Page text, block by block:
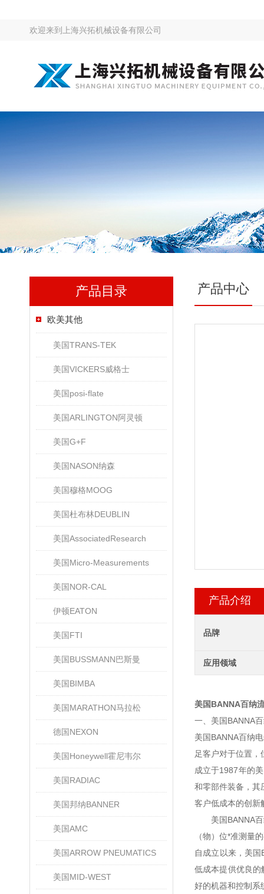
欢迎来到 上海兴拓机械设备有限公司
产品目录
欧美其他
美国TRANS-TEK
美国VICKERS威格士
美国posi-flate
美国ARLINGTON阿灵顿
美国G+F
美国NASON纳森
美国穆格MOOG
美国杜布林DEUBLIN
美国AssociatedResearch
美国Micro-Measurements
美国NOR-CAL
伊顿EATON
美国FTI
美国BUSSMANN巴斯曼
美国BIMBA
美国MARATHON马拉松
德国NEXON
美国Honeywell霍尼韦尔
美国RADIAC
美国邦纳BANNER
美国AMC
美国ARROW PNEUMATICS
美国MID-WEST
产品中心
产品介绍
品牌
应用领域
美国BANNA百纳
一、美国BANNA
美国BANNA百纳
足客户对于位置
成立于1987年的
和零部件装备，其
客户低成本的创新
美国BANNA百
（物）位*准测量
自成立以来，美
低成本提供优良
好的机器和控制系